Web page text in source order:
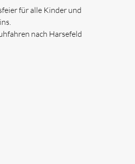
für alle Kinder und
nach Harsefeld